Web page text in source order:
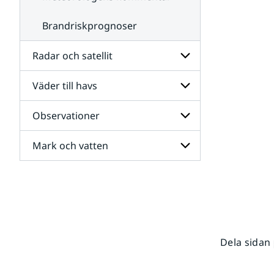
Brandriskprognoser
Radar och satellit
Undersidor
för
Radar
och
satellit
Väder till havs
Undersidor
för
Väder
till
havs
Observationer
Undersidor
för
Mark och vatten
Dela sidan